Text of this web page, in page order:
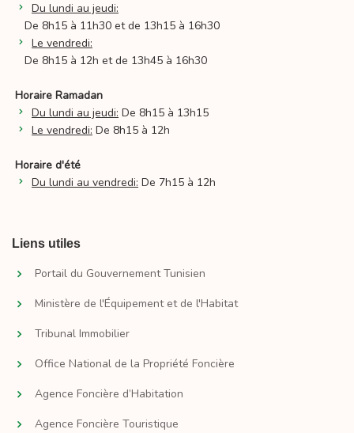
Du lundi au jeudi:
De 8h15 à 11h30 et de 13h15 à 16h30
Le vendredi:
De 8h15 à 12h et de 13h45 à 16h30
Horaire Ramadan
Du lundi au jeudi: De 8h15 à 13h15
Le vendredi: De 8h15 à 12h
Horaire d'été
Du lundi au vendredi: De 7h15 à 12h
Liens utiles
Portail du Gouvernement Tunisien
Ministère de l'Équipement et de l'Habitat
Tribunal Immobilier
Office National de la Propriété Foncière
Agence Foncière d’Habitation
Agence Foncière Touristique